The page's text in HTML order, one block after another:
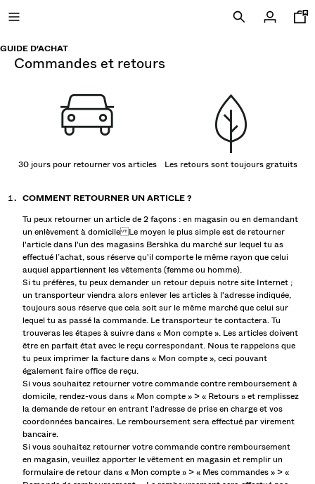
GUIDE D'ACHAT
commandes et retours
30 jours pour retourner vos articles Les retours sont toujours gratuits
COMMENT RETOURNER UN ARTICLE ?
Tu peux retourner un article de 2 façons : en magasin ou en demandant
un enlèvement à domicile Le moyen le plus simple est de retourner
l'article dans l'un des magasins Bershka du marché sur lequel tu as
effectué l’achat, sous réserve qu'il comporte le même rayon que celui
auquel appartiennent les vêtements (femme ou homme).
Si tu préfères, tu peux demander un retour depuis notre site Internet ;
un transporteur viendra alors enlever les articles à l'adresse indiquée,
toujours sous réserve que cela soit sur le même marché que celui sur
lequel tu as passé la commande. Le transporteur te contactera. Tu
trouveras les étapes à suivre dans « Mon compte ». Les articles doivent
être en parfait état avec le reçu correspondant. Nous te rappelons que
tu peux imprimer la facture dans « Mon compte », ceci pouvant
également faire office de reçu.
Si vous souhaitez retourner votre commande contre remboursement à
domicile, rendez-vous dans « Mon compte » > « Retours » et remplissez
la demande de retour en entrant l'adresse de prise en charge et vos
coordonnées bancaires. Le remboursement sera effectué par virement
bancaire.
Si vous souhaitez retourner votre commande contre remboursement
en magasin, veuillez apporter le vêtement en magasin et remplir un
formulaire de retour dans « Mon compte » > « Mes commandes » > «
SOLDES JUSQU'À -40%
TOUT VOIR
SWEATS ET PULLS
VESTES
CHAUSSURES
ACCESSOIRES
SPECIAL PRICES
NOUVELLE COLLECTION
NOUVEAUTÉS